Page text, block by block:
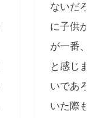
ないだろ
に子供が
が一番、
と感じま
いであろ
いた際も